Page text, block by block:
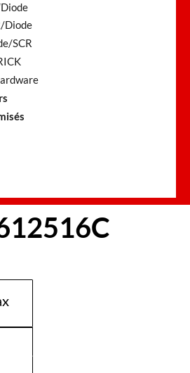
Diode
SCR